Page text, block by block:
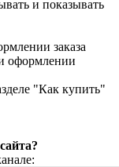
и показывать
заказа
оформлении
"Как купить"